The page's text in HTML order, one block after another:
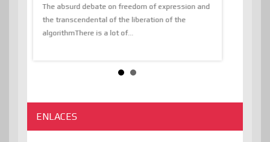
The absurd debate on freedom of expression and
the transcendental of the liberation of the
algorithmThere is a lot of...
ENLACES